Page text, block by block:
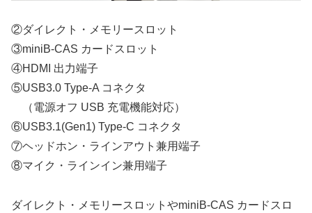
②ダイレクト・メモリースロット
③miniB-CAS カードスロット
④HDMI 出力端子
⑤USB3.0 Type-A コネクタ
（電源オフ USB 充電機能対応）
⑥USB3.1(Gen1) Type-C コネクタ
⑦ヘッドホン・ラインアウト兼用端子
⑧マイク・ラインイン兼用端子
ダイレクト・メモリースロットやminiB-CAS カードスロ